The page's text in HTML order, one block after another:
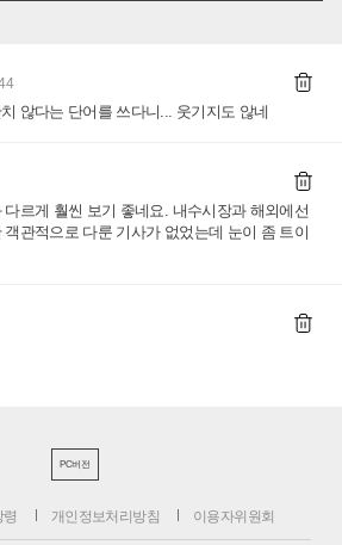
않다는 단어를 쓰다니... 웃기지도 않네
르게 훨씬 보기 좋네요. 내수시장과 해외에선
관적으로 다룬 기사가 없었는데 눈이 좀 트이
PC버전
령 개인정보처리방침 이용자위원회